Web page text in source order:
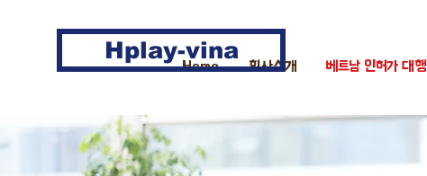
Hplay-vina
Home 회사소개 베트남 인허가 대행